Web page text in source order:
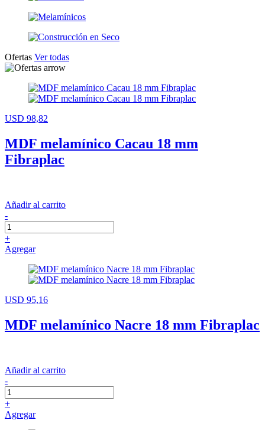
Ofertas Ver todas
USD 98,82
MDF melamínico Cacau 18 mm
Fibraplac
Añadir al carrito
-
+
Agregar
USD 95,16
MDF melamínico Nacre 18 mm Fibraplac
Añadir al carrito
-
+
Agregar